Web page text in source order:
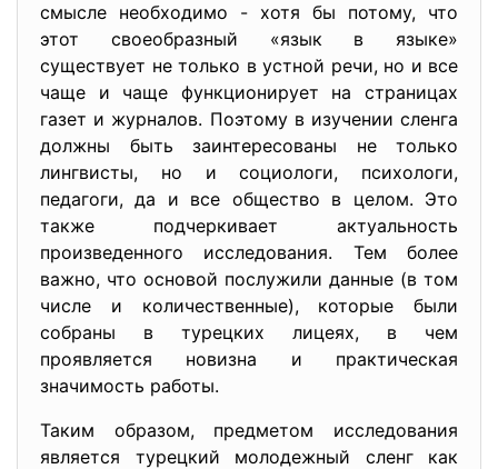
смысле необходимо - хотя бы потому, что
этот своеобразный «язык в языке»
существует не только в устной речи, но и все
чаще и чаще функционирует на страницах
газет и журналов. Поэтому в изучении сленга
должны быть заинтересованы не только
лингвисты, но и социологи, психологи,
педагоги, да и все общество в целом. Это
также подчеркивает актуальность
произведенного исследования. Тем более
важно, что основой послужили данные (в том
числе и количественные), которые были
собраны в турецких лицеях, в чем
проявляется новизна и практическая
значимость работы.
Таким образом, предметом исследования
является турецкий молодежный сленг как